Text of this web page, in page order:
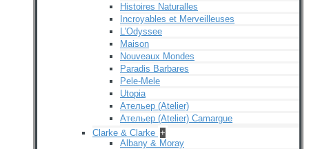
Histoires Naturalles
Incroyables et Merveilleuses
L'Odyssee
Maison
Nouveaux Mondes
Paradis Barbares
Pele-Mele
Utopia
Ательер (Atelier)
Ательер (Atelier) Camargue
Clarke & Clarke +
Albany & Moray